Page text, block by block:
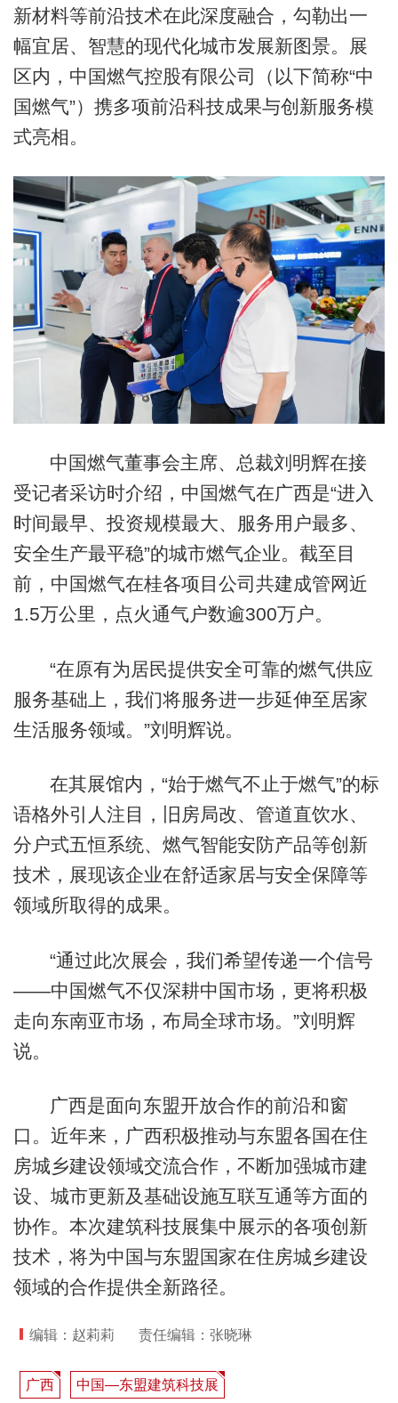
新材料等前沿技术在此深度融合，勾勒出一
幅宜居、智慧的现代化城市发展新图景。展
区内，中国燃气控股有限公司（以下简称“中
国燃气”）携多项前沿科技成果与创新服务模
式亮相。
中国燃气董事会主席、总裁刘明辉在接
受记者采访时介绍，中国燃气在广西是“进入
时间最早、投资规模最大、服务用户最多、
安全生产最平稳”的城市燃气企业。截至目
前，中国燃气在桂各项目公司共建成管网近
1.5万公里，点火通气户数逾300万户。
“在原有为居民提供安全可靠的燃气供应
服务基础上，我们将服务进一步延伸至居家
生活服务领域。”刘明辉说。
在其展馆内，“始于燃气不止于燃气”的标
语格外引人注目，旧房局改、管道直饮水、
分户式五恒系统、燃气智能安防产品等创新
技术，展现该企业在舒适家居与安全保障等
领域所取得的成果。
“通过此次展会，我们希望传递一个信号
——中国燃气不仅深耕中国市场，更将积极
走向东南亚市场，布局全球市场。”刘明辉
说。
广西是面向东盟开放合作的前沿和窗
口。近年来，广西积极推动与东盟各国在住
房城乡建设领域交流合作，不断加强城市建
设、城市更新及基础设施互联互通等方面的
协作。本次建筑科技展集中展示的各项创新
技术，将为中国与东盟国家在住房城乡建设
领域的合作提供全新路径。
编辑：赵莉莉 责任编辑：张晓琳
广西 中国—东盟建筑科技展